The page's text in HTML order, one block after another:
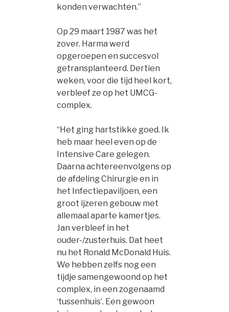
konden verwachten.”
Op 29 maart 1987 was het
zover. Harma werd
opgeroepen en succesvol
getransplanteerd. Dertien
weken, voor die tijd heel kort,
verbleef ze op het UMCG-
complex.
“Het ging hartstikke goed. Ik
heb maar heel even op de
Intensive Care gelegen.
Daarna achtereenvolgens op
de afdeling Chirurgie en in
het Infectiepaviljoen, een
groot ijzeren gebouw met
allemaal aparte kamertjes.
Jan verbleef in het
ouder-/zusterhuis. Dat heet
nu het Ronald McDonald Huis.
We hebben zelfs nog een
tijdje samengewoond op het
complex, in een zogenaamd
‘tussenhuis’. Een gewoon